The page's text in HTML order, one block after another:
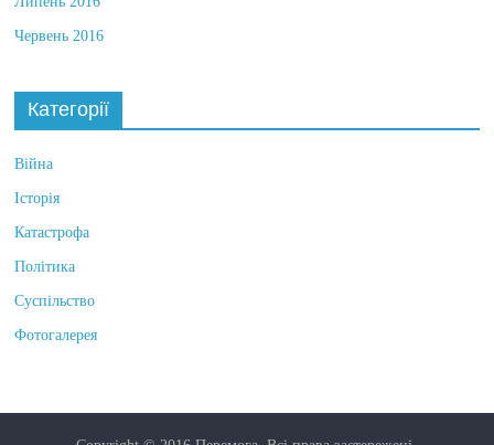
Липень 2016
Червень 2016
Категорії
Війна
Історія
Катастрофа
Політика
Суспільство
Фотогалерея